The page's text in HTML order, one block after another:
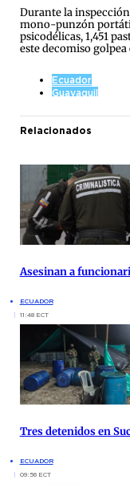
Durante la
mono-punzón
psicodélicas, 1,451
este decomiso
Ecuador
Guayaquil
Relacionados
Asesinan a
ECUADOR
11:48 ECT
Tres detenidos en
ECUADOR
09:56 ECT